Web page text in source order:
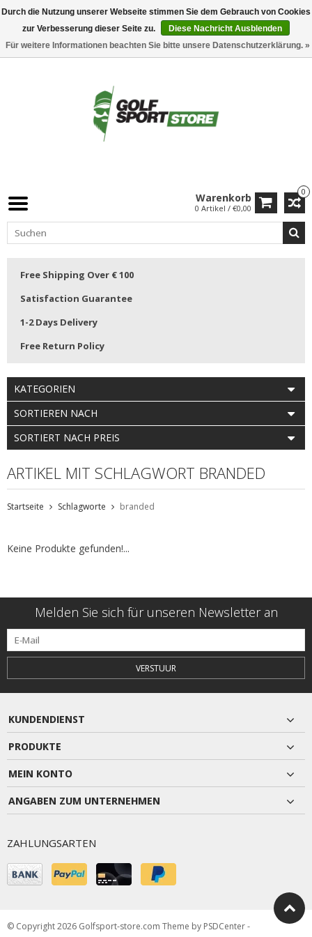
0
Warenkorb
0 Artikel / €0,00
Free Shipping Over € 100
Satisfaction Guarantee
1-2 Days Delivery
Free Return Policy
KATEGORIEN
SORTIEREN NACH
SORTIERT NACH PREIS
ARTIKEL MIT SCHLAGWORT BRANDED
Startseite Schlagworte branded
Keine Produkte gefunden!...
Melden Sie sich für unseren Newsletter an
VERSTUUR
KUNDENDIENST
PRODUKTE
MEIN KONTO
ANGABEN ZUM UNTERNEHMEN
ZAHLUNGSARTEN
© Copyright 2026 Golfsport-store.com Theme by PSDCenter-
Durch die Nutzung unserer Webseite stimmen Sie dem Gebrauch von Cookies
zur Verbesserung dieser Seite zu.
Diese Nachricht Ausblenden
Für weitere Informationen beachten Sie bitte unsere Datenschutzerklärung. »